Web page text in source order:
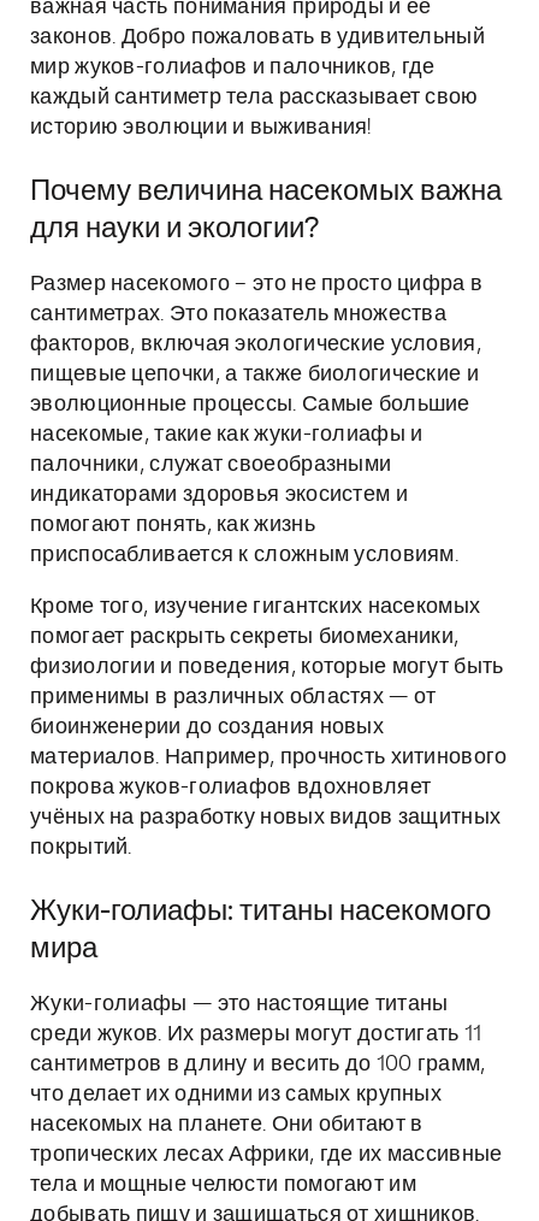
важная часть понимания природы и её
законов. Добро пожаловать в удивительный
мир жуков-голиафов и палочников, где
каждый сантиметр тела рассказывает свою
историю эволюции и выживания!
Почему величина насекомых важна
для науки и экологии?
Размер насекомого – это не просто цифра в
сантиметрах. Это показатель множества
факторов, включая экологические условия,
пищевые цепочки, а также биологические и
эволюционные процессы. Самые большие
насекомые, такие как жуки-голиафы и
палочники, служат своеобразными
индикаторами здоровья экосистем и
помогают понять, как жизнь
приспосабливается к сложным условиям.
Кроме того, изучение гигантских насекомых
помогает раскрыть секреты биомеханики,
физиологии и поведения, которые могут быть
применимы в различных областях — от
биоинженерии до создания новых
материалов. Например, прочность хитинового
покрова жуков-голиафов вдохновляет
учёных на разработку новых видов защитных
покрытий.
Жуки-голиафы: титаны насекомого
мира
Жуки-голиафы — это настоящие титаны
среди жуков. Их размеры могут достигать 11
сантиметров в длину и весить до 100 грамм,
что делает их одними из самых крупных
насекомых на планете. Они обитают в
тропических лесах Африки, где их массивные
тела и мощные челюсти помогают им
добывать пищу и защищаться от хищников.